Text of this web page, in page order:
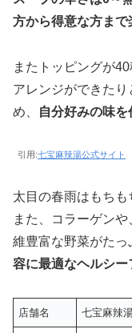
方から得意な方まで
またトッピングが
アレンジができた
め、
自分好みの味を
引用:七宝麻辣湯公式サイト
太目の春雨はもちも
また、コラーゲン
維豊富な野菜がたっ
容に最適なヘルシー
店舗名 七宝麻辣